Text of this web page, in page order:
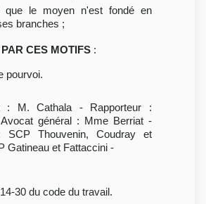
que le moyen n'est fondé en
branches ;
PAR CES MOTIFS:
pourvoi.
: M. Cathala - Rapporteur :
général : Mme Berriat -
SCP Thouvenin, Coudray et
Gatineau et Fattaccini -
30 du code du travail.